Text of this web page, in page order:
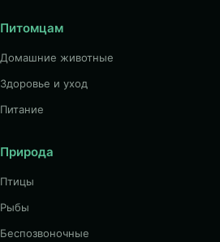
Питомцам
Домашние животные
Здоровье и уход
Питание
Природа
Птицы
Рыбы
Беспозвоночные